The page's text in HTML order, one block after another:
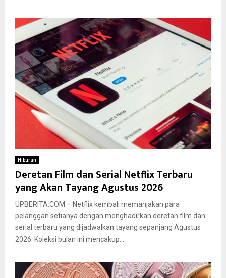
Hiburan
Deretan Film dan Serial Netflix Terbaru
yang Akan Tayang Agustus 2026
UPBERITA.COM – Netflix kembali memanjakan para
pelanggan setianya dengan menghadirkan deretan film dan
serial terbaru yang dijadwalkan tayang sepanjang Agustus
2026. Koleksi bulan ini mencakup...